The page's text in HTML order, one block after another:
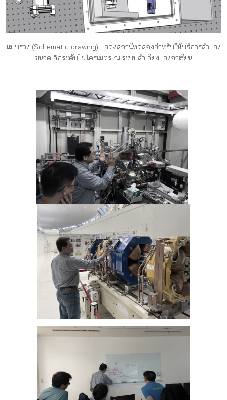
แบบร่าง (Schematic drawing) แสดงสถานีทดลองสำหรับให้บริการลำแสง
ขนาดเล็กระดับไมโครเมตร ณ ระบบลำเลียงแสงอาเซียน